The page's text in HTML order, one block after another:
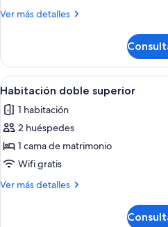
Ver más detalles
Más
triple
Abrir
todas
las
fotos
de
Habitación
doble
7
Habitación doble superior
1 habitación
2 huéspedes
1 cama de matrimonio
Wifi gratis
Ver más detalles
Más